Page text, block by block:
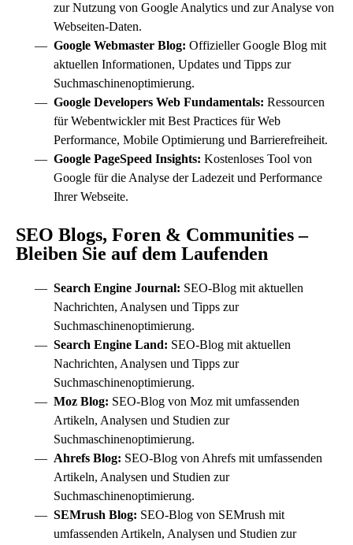
zur Nutzung von Google Analytics und zur Analyse von
Webseiten-Daten.
Google Webmaster Blog: Offizieller Google Blog mit
aktuellen Informationen, Updates und Tipps zur
Suchmaschinenoptimierung.
Google Developers Web Fundamentals: Ressourcen
für Webentwickler mit Best Practices für Web
Performance, Mobile Optimierung und Barrierefreiheit.
Google PageSpeed Insights: Kostenloses Tool von
Google für die Analyse der Ladezeit und Performance
Ihrer Webseite.
SEO Blogs, Foren & Communities –
Bleiben Sie auf dem Laufenden
Search Engine Journal: SEO-Blog mit aktuellen
Nachrichten, Analysen und Tipps zur
Suchmaschinenoptimierung.
Search Engine Land: SEO-Blog mit aktuellen
Nachrichten, Analysen und Tipps zur
Suchmaschinenoptimierung.
Moz Blog: SEO-Blog von Moz mit umfassenden
Artikeln, Analysen und Studien zur
Suchmaschinenoptimierung.
Ahrefs Blog: SEO-Blog von Ahrefs mit umfassenden
Artikeln, Analysen und Studien zur
Suchmaschinenoptimierung.
SEMrush Blog: SEO-Blog von SEMrush mit
umfassenden Artikeln, Analysen und Studien zur